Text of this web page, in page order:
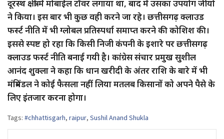
दूरस्थ क्षेत्रों में मोबाईल टॉवर लगाया था, बाद में उसका उपयोग जीयो
ने किया। इस बार भी कुछ वही करने जा रहे। छत्तीसगढ़ क्लाउड
फर्स्ट नीति में भी ग्लोबल प्रतिस्पर्धा समाप्त करने की कोशिश की।
इससे स्पष्ट हो रहा कि किसी निजी कंपनी के इशारे पर छत्तीसगढ़
क्लाउड फर्स्ट नीति बनाई गयी है। कांग्रेस संचार प्रमुख सुशील
आनंद शुक्ला ने कहा कि धान खरीदी के अंतर राशि के बारे में भी
मंत्रिमंडल ने कोई फैसला नहीं लिया मतलब किसानों को अपने पैसे के
लिए इंतजार करना होगा।
Tags: #chhattisgarh, raipur, Sushil Anand Shukla